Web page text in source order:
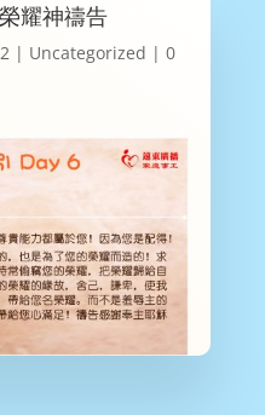
耀神禱告
| Uncategorized | 0